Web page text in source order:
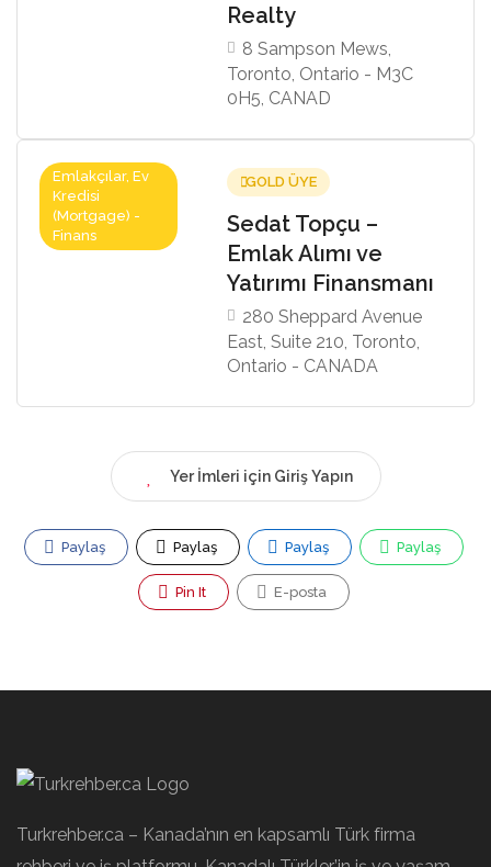
Realty
8 Sampson Mews,
Toronto, Ontario - M3C
0H5, CANAD
Emlakçılar, Ev
Kredisi
(Mortgage) -
Finans
GOLD ÜYE
Sedat Topçu –
Emlak Alımı ve
Yatırımı Finansmanı
280 Sheppard Avenue
East, Suite 210, Toronto,
Ontario - CANADA
Yer İmleri için Giriş Yapın
Paylaş Paylaş Paylaş Paylaş
Pin It E-posta
Turkrehber.ca – Kanada’nın en kapsamlı Türk firma